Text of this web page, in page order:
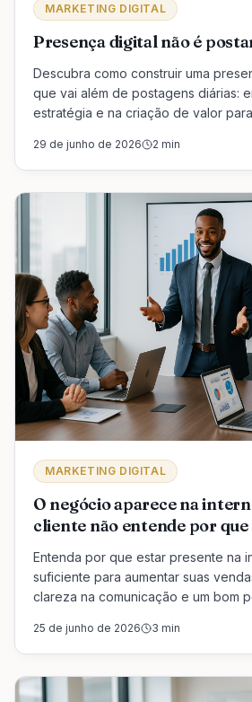
MARKETING DIGITAL
Presença digital não é
Descubra como construir uma
que vai além de postagens diárias:
estratégia e na criação de valor
29 de junho de 2026 2 min
MARKETING DIGITAL
O negócio aparece na
cliente não entende por
Entenda por que estar presente na
suficiente para aumentar suas
clareza na comunicação e um bom
25 de junho de 2026 3 min